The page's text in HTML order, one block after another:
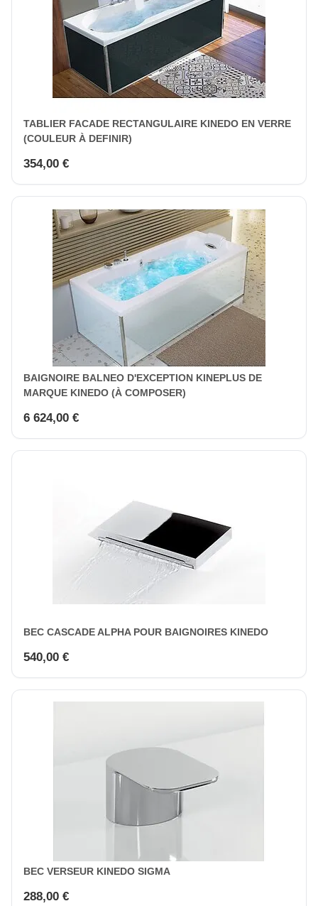
TABLIER FACADE RECTANGULAIRE KINEDO EN VERRE
(COULEUR À DEFINIR)
354,00 €
BAIGNOIRE BALNEO D'EXCEPTION KINEPLUS DE
MARQUE KINEDO (À COMPOSER)
6 624,00 €
BEC CASCADE ALPHA POUR BAIGNOIRES KINEDO
540,00 €
BEC VERSEUR KINEDO SIGMA
288,00 €